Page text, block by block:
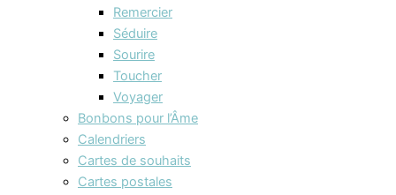
Remercier
Séduire
Sourire
Toucher
Voyager
Bonbons pour l’Âme
Calendriers
Cartes de souhaits
Cartes postales